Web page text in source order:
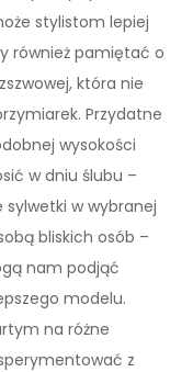
stylistom lepiej
również pamiętać o
która nie
Przydatne
wysokości
w dniu ślubu –
w wybranej
bliskich osób –
nam podjąć
modelu.
na różne
z